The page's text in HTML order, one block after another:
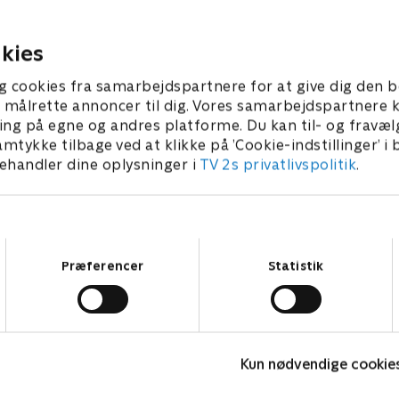
cookies fra samarbejdspartnere for at give dig den
annoncer til dig. Vores samarbejdspartnere
på egne og andres platforme. Du kan til- og
tilbage ved at klikke på ’Cookie-indstillinger’ i
dine oplysninger i TV 2s privatlivspolitik.
Præferencer Statistik
Kun nødvendige
• 21 min